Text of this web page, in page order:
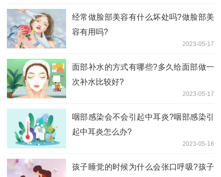
经常做脸部美容有什么坏处吗?做脸部美
容有用吗?
2023-05-17
面部补水的方式有哪些?多久给面部做一
次补水比较好?
2023-05-17
咽部感染会不会引起中耳炎?咽部感染引
起中耳炎怎么办?
2023-05-16
孩子睡觉的时候为什么会张口呼吸?孩子